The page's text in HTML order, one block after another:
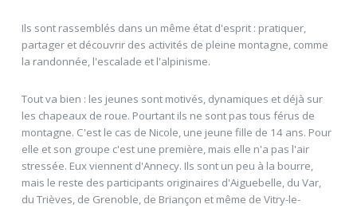
Ils sont rassemblés dans un même état d'esprit : pratiquer,
partager et découvrir des activités de pleine montagne, comme
la randonnée, l'escalade et l'alpinisme.
Tout va bien : les jeunes sont motivés, dynamiques et déjà sur
les chapeaux de roue. Pourtant ils ne sont pas tous férus de
montagne. C'est le cas de Nicole, une jeune fille de 14 ans. Pour
elle et son groupe c'est une première, mais elle n'a pas l'air
stressée. Eux viennent d'Annecy. Ils sont un peu à la bourre,
mais le reste des participants originaires d'Aiguebelle, du Var,
du Trièves, de Grenoble, de Briançon et même de Vitry-le-